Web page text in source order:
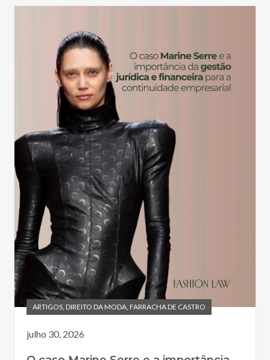
ARTIGOS, DIREITO DA MODA, FARRACHA DE CASTRO
julho 30, 2026